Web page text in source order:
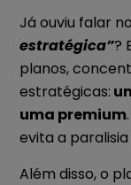
Já ouviu falar
estratégica”?
planos,
estratégicas:
uma premium
evita a
Além disso, o